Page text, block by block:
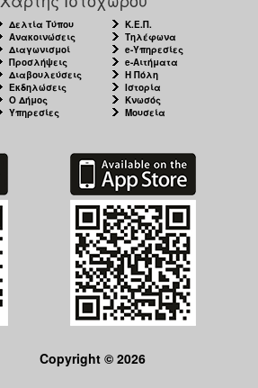
Δελτία Τύπου
Ανακοινώσεις
Διαγωνισμοί
Προσλήψεις
Διαβουλεύσεις
Εκδηλώσεις
Ο Δήμος
Υπηρεσίες
Κ.Ε.Π.
Τηλέφωνα
e-Υπηρεσίες
e-Αιτήματα
Η Πόλη
Ιστορία
Κνωσός
Μουσεία
Copyright © 2026